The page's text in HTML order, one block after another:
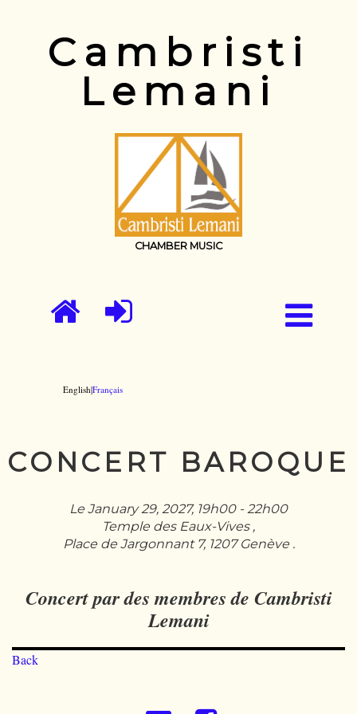
Cambristi
Lemani
CHAMBER MUSIC
English|Français
CONCERT BAROQUE
Le January 29, 2027, 19h00 - 22h00
Temple des Eaux-Vives ,
Place de Jargonnant 7, 1207 Genève .
Concert par des membres de Cambristi
Lemani
Back